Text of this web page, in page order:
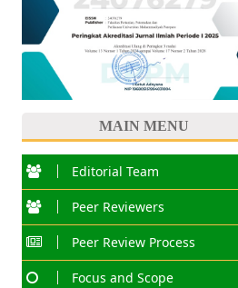
MAIN MENU
Editorial Team
Peer Reviewers
Peer Review Process
Focus and Scope